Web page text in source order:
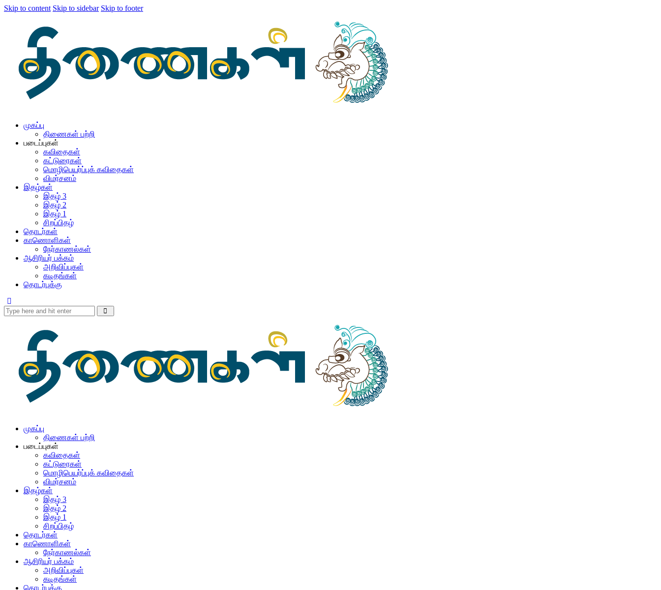
Skip to content Skip to sidebar Skip to footer
முகப்பு
திணைகள் பற்றி
படைப்புகள்
கவிதைகள்
கட்டுரைகள்
மொழிபெயர்ப்புக் கவிதைகள்
விமர்சனம்
இதழ்கள்
இதழ் 3
இதழ் 2
இதழ் 1
சிறப்பிதழ்
தொடர்கள்
காணொளிகள்
நேர்காணல்கள்
ஆசிரியர் பக்கம்
அறிவிப்புகள்
கடிதங்கள்
தொடர்புக்கு
முகப்பு
திணைகள் பற்றி
படைப்புகள்
கவிதைகள்
கட்டுரைகள்
மொழிபெயர்ப்புக் கவிதைகள்
விமர்சனம்
இதழ்கள்
இதழ் 3
இதழ் 2
இதழ் 1
சிறப்பிதழ்
தொடர்கள்
காணொளிகள்
நேர்காணல்கள்
ஆசிரியர் பக்கம்
அறிவிப்புகள்
கடிதங்கள்
தொடர்புக்கு